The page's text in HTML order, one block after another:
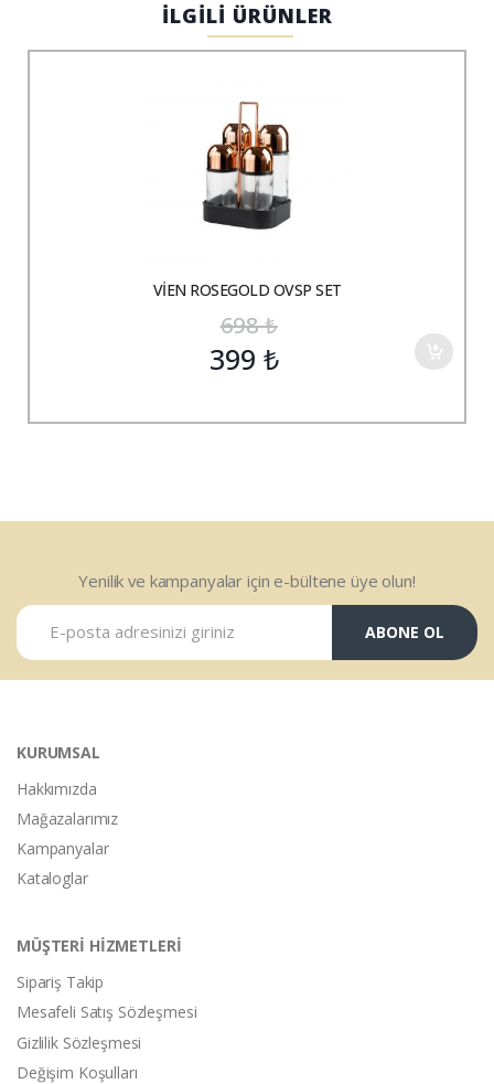
İLGİLİ ÜRÜNLER
VİEN ROSEGOLD OVSP SET
698₺
399 ₺
Yenilik ve kampanyalar için e-bültene üye olun!
ABONE OL
KURUMSAL
Hakkımızda
Mağazalarımız
Kampanyalar
Kataloglar
MÜŞTERİ HİZMETLERİ
Sipariş Takip
Mesafeli Satış Sözleşmesi
Gizlilik Sözleşmesi
Değişim Koşulları